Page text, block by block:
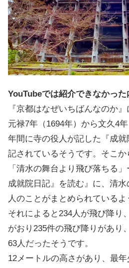
YouTubeでは紹介できなかった
『京都はなぜいちばんなのか
元禄7年（1694年）から文久4
年間に寺の役人が記した『成
記されているそうです。そこ
「清水の舞台より飛び落ちる
成就院日記』を読む』に、清
人のことがまとめられているよ
それによると234人が飛び降り
がおり235件の飛び降りがあり
63人だったそうです。
12メートルの高さがあり、最